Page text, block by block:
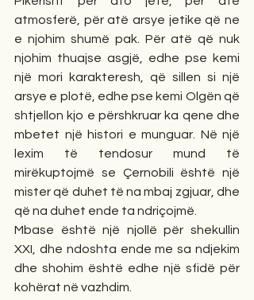
atmosferë, për atë arsye jetike që ne
e njohim shumë pak. Për atë që nuk
njohim thuajse asgjë, edhe pse kemi
një mori karakteresh, që sillen si një
arsye e plotë, edhe pse kemi Olgën që
shtjellon kjo e përshkruar ka qene dhe
mbetet një histori e munguar. Në një
lexim të tendosur mund të
mirëkuptojmë se Çernobili është një
mister që duhet të na mbaj zgjuar, dhe
që na duhet ende ta ndriçojmë.
Mbase është një njollë për shekullin
XXI, dhe ndoshta ende me sa ndjekim
dhe shohim është edhe një sfidë për
kohërat në vazhdim.